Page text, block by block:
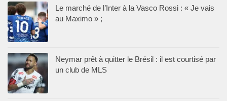
Le marché de l’Inter à la Vasco Rossi : « Je vais
au Maximo » ;
Neymar prêt à quitter le Brésil : il est courtisé par
un club de MLS